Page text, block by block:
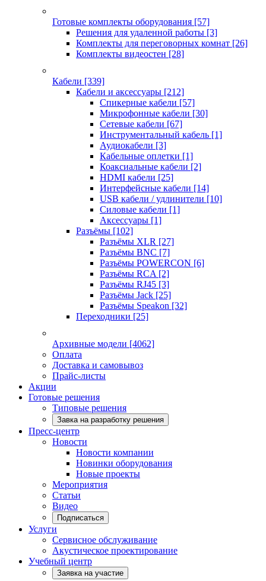
Готовые комплекты оборудования [57]
Решения для удаленной работы [3]
Комплекты для переговорных комнат [26]
Комплекты видеостен [28]
Кабели [339]
Кабели и аксессуары [212]
Спикерные кабели [57]
Микрофонные кабели [30]
Сетевые кабели [67]
Инструментальный кабель [1]
Аудиокабели [3]
Кабельные оплетки [1]
Коаксиальные кабели [2]
HDMI кабели [25]
Интерфейсные кабели [14]
USB кабели / удлинители [10]
Силовые кабели [1]
Аксессуары [1]
Разъёмы [102]
Разъёмы XLR [27]
Разъёмы BNC [7]
Разъёмы POWERCON [6]
Разъёмы RCA [2]
Разъёмы RJ45 [3]
Разъёмы Jack [25]
Разъёмы Speakon [32]
Переходники [25]
Архивные модели [4062]
Оплата
Доставка и самовывоз
Прайс-листы
Акции
Готовые решения
Типовые решения
Завка на разработку решения
Пресс-центр
Новости
Новости компании
Новинки оборудования
Новые проекты
Мероприятия
Статьи
Видео
Подписаться
Услуги
Сервисное обслуживание
Акустическое проектирование
Учебный центр
Заявка на участие